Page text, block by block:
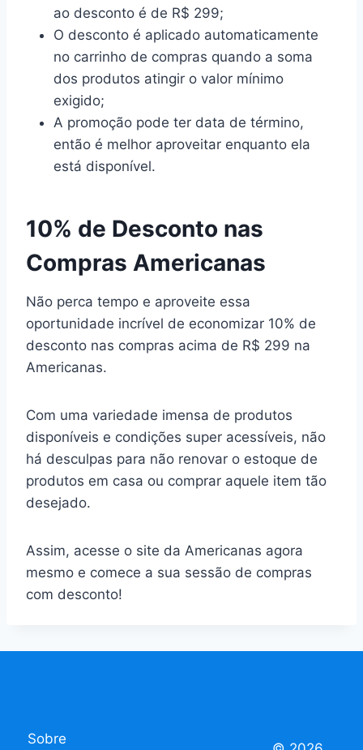
ao desconto é de R$ 299;
O desconto é aplicado automaticamente
no carrinho de compras quando a soma
dos produtos atingir o valor mínimo
exigido;
A promoção pode ter data de término,
então é melhor aproveitar enquanto ela
está disponível.
10% de Desconto nas
Compras Americanas
Não perca tempo e aproveite essa
oportunidade incrível de economizar 10% de
desconto nas compras acima de R$ 299 na
Americanas.
Com uma variedade imensa de produtos
disponíveis e condições super acessíveis, não
há desculpas para não renovar o estoque de
produtos em casa ou comprar aquele item tão
desejado.
Assim, acesse o site da Americanas agora
mesmo e comece a sua sessão de compras
com desconto!
Sobre